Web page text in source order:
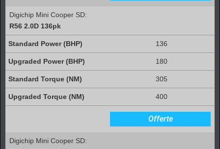
Digichip Mini Cooper SD:
R56 2.0D 136pk
136
180
305
400
Offerte
Digichip Mini Cooper SD: